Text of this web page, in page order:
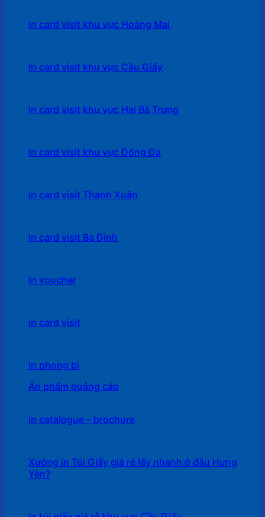
In card visit khu vực Hoàng Mai
In card visit khu vực Cầu Giấy
In card visit khu vực Hai Bà Trưng
In card visit khu vực Đống Đa
In card visit Thanh Xuân
In card visit Ba Đình
In voucher
In card visit
In phong bì
Ấn phẩm quảng cáo
In catalogue – brochure
Xưởng in Túi Giấy giá rẻ lấy nhanh ở đâu Hưng
Yên?